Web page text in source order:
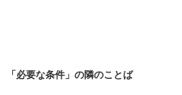
「必要な条件」の隣のことば